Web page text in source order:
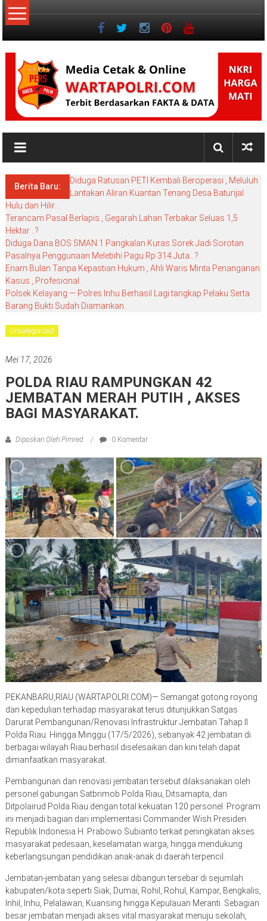
Lompat
ke
NKRI
My
BlogBerita Baru:
Diduga Ratusan PETI Kembali Beroperasi , Meluluh
Lantakan Aliran Kuantan Tenang Desa Baturijal
Hulu dan Hilir….
Terancam Pasal Berlapis , Gegarah Lahan Terbakar Seluas 1,5
Hektar ..?
Diduga Dana BOS SMAN 1 Pangkalan Kuras Sorek Jadi Sorotan
Pasalnya Penggunaan Melebihi Pagu Rp 314 Juta…?..
Enam Bulan Tanpa Kepastian Hukum , Ahli Waris Minta Penanganan
Kasus , Profesional..
Polsek Kelayang — Polres Inhu Berhasil Lagi tangkap Pelaku Serta
Barang Bukti Sudah Diamankan..
Uncategorized
Mei 17, 2026
POLDA RIAU RAMPUNGKAN 42
JEMBATAN MERAH PUTIH , AKSES
BAGI MASYARAKAT.
Diposkan Oleh:Pimred 0 Komentar
PEKANBARU,RIAU (WARTAPOLRI.COM)— Semangat gotong royong
dan kepedulian terhadap masyarakat terus ditunjukkan Satgas
Darurat Pembangunan/Renovasi Infrastruktur Jembatan Tahap II
Polda Riau. Hingga Minggu (17/5/2026), sebanyak 42 jembatan di
berbagai wilayah Riau berhasil diselesaikan dan kini telah dapat
dimanfaatkan masyarakat.
Pembangunan dan renovasi jembatan tersebut dilaksanakan oleh
personel gabungan Satbrimob Polda Riau, Ditsamapta, dan
Ditpolairud Polda Riau dengan total kekuatan 120 personel. Program
ini menjadi bagian dari implementasi Commander Wish Presiden
Republik Indonesia H. Prabowo Subianto terkait peningkatan akses
masyarakat pedesaan, keselamatan warga, hingga mendukung
keberlangsungan pendidikan anak-anak di daerah terpencil.
Jembatan-jembatan yang selesai dibangun tersebar di sejumlah
kabupaten/kota seperti Siak, Dumai, Rohil, Rohul, Kampar, Bengkalis,
Inhil, Inhu, Pelalawan, Kuansing hingga Kepulauan Meranti. Sebagian
besar jembatan menjadi akses vital masyarakat menuju sekolah,